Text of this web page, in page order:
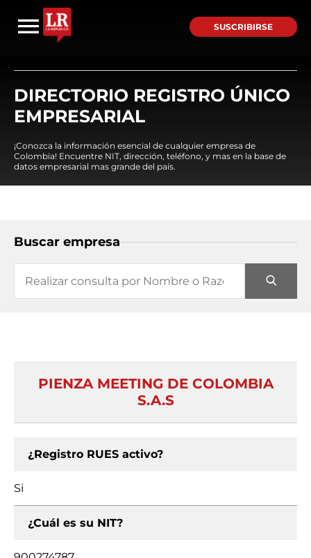
SUSCRIBIRSE
DIRECTORIO REGISTRO ÚNICO
EMPRESARIAL
¡Conozca la información esencial de cualquier empresa de
Colombia! Encuentre NIT, dirección, teléfono, y mas en la base de
datos empresarial mas grande del país.
Buscar empresa
PIENZA MEETING DE COLOMBIA
S.A.S
¿Registro RUES activo?
Si
¿Cuál es su NIT?